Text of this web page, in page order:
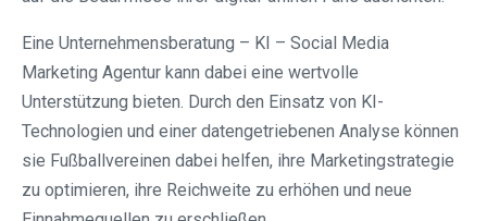
Eine Unternehmensberatung – KI – Social Media
Marketing Agentur kann dabei eine wertvolle
Unterstützung bieten. Durch den Einsatz von KI-
Technologien und einer datengetriebenen Analyse können
sie Fußballvereinen dabei helfen, ihre Marketingstrategie
zu optimieren, ihre Reichweite zu erhöhen und neue